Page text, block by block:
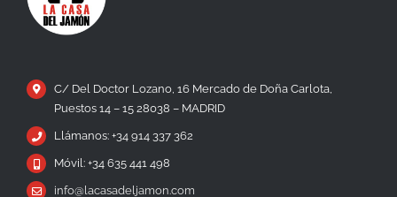
C/ Del Doctor Lozano, 16 Mercado de Doña Carlota,
Puestos 14 – 15 28038 – MADRID
Llámanos: +34 914 337 362
Móvil: +34 635 441 498
info@lacasadeljamon.com